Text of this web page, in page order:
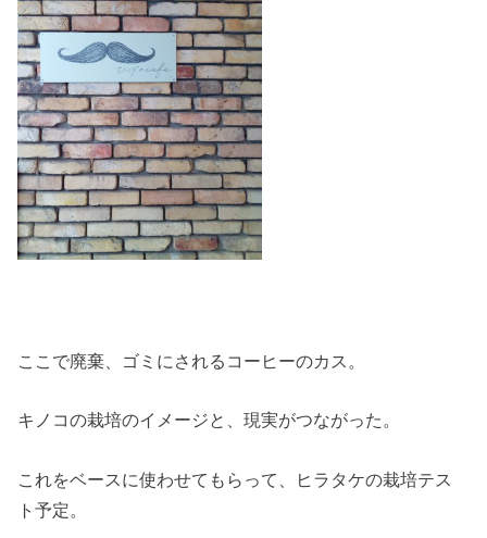
ここで廃棄、ゴミにされるコーヒーのカス。
キノコの栽培のイメージと、現実がつながった。
これをベースに使わせてもらって、ヒラタケの栽培テス
ト予定。